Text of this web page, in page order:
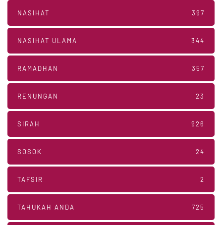
NASIHAT 397
NASIHAT ULAMA 344
RAMADHAN 357
RENUNGAN 23
SIRAH 926
SOSOK 24
TAFSIR 2
TAHUKAH ANDA 725